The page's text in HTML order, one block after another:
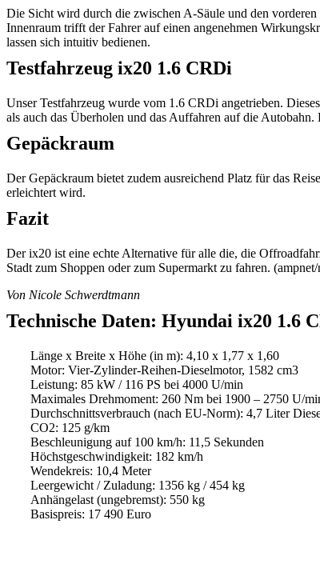
Die Sicht wird durch die zwischen A-Säule und den
Innenraum trifft der Fahrer auf einen angenehmen
lassen sich intuitiv bedienen.
Testfahrzeug ix20 1.6 CRDi
Unser Testfahrzeug wurde vom 1.6 CRDi angetrieben.
als auch das Überholen und das Auffahren auf die
Gepäckraum
Der Gepäckraum bietet zudem ausreichend Platz für das
erleichtert wird.
Fazit
Der ix20 ist eine echte Alternative für alle die, die
Stadt zum Shoppen oder zum Supermarkt zu fahren.
Von Nicole Schwerdtmann
Technische Daten: Hyundai ix20 1.6
Länge x Breite x Höhe (in m): 4,10 x 1,77 x 1,60
Motor: Vier-Zylinder-Reihen-Dieselmotor, 1582 cm3
Leistung: 85 kW / 116 PS bei 4000 U/min
Maximales Drehmoment: 260 Nm bei 1900 – 2750 U/
Durchschnittsverbrauch (nach EU-Norm): 4,7 Liter
CO2: 125 g/km
Beschleunigung auf 100 km/h: 11,5 Sekunden
Höchstgeschwindigkeit: 182 km/h
Wendekreis: 10,4 Meter
Leergewicht / Zuladung: 1356 kg / 454 kg
Anhängelast (ungebremst): 550 kg
Basispreis: 17 490 Euro